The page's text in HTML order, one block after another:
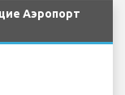
Аэропорт